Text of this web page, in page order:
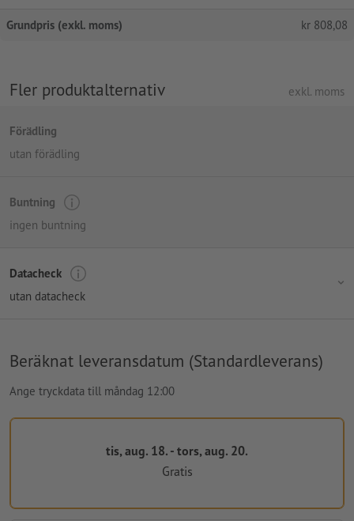
Grundpris (exkl. moms) kr 808,08
Fler produktalternativ exkl. moms
Förädling
utan förädling
Buntning
ingen buntning
Datacheck
utan datacheck
Beräknat leveransdatum (Standardleverans)
Ange tryckdata till måndag 12:00
tis, aug. 18. - tors, aug. 20.
Gratis